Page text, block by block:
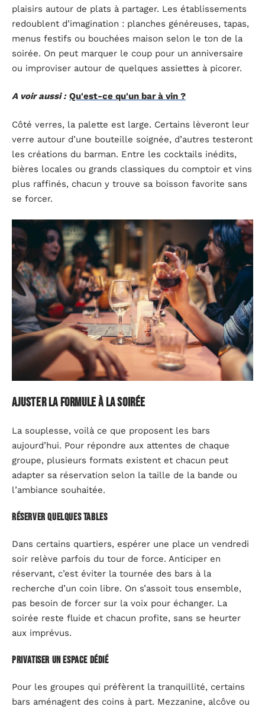
plaisirs autour de plats à partager. Les établissements
redoublent d’imagination : planches généreuses, tapas,
menus festifs ou bouchées maison selon le ton de la
soirée. On peut marquer le coup pour un anniversaire
ou improviser autour de quelques assiettes à picorer.
A voir aussi : Qu'est-ce qu'un bar à vin ?
Côté verres, la palette est large. Certains lèveront leur
verre autour d’une bouteille soignée, d’autres testeront
les créations du barman. Entre les cocktails inédits,
bières locales ou grands classiques du comptoir et vins
plus raffinés, chacun y trouve sa boisson favorite sans
se forcer.
Ajuster la formule à la soirée
La souplesse, voilà ce que proposent les bars
aujourd’hui. Pour répondre aux attentes de chaque
groupe, plusieurs formats existent et chacun peut
adapter sa réservation selon la taille de la bande ou
l’ambiance souhaitée.
Réserver quelques tables
Dans certains quartiers, espérer une place un vendredi
soir relève parfois du tour de force. Anticiper en
réservant, c’est éviter la tournée des bars à la
recherche d’un coin libre. On s’assoit tous ensemble,
pas besoin de forcer sur la voix pour échanger. La
soirée reste fluide et chacun profite, sans se heurter
aux imprévus.
Privatiser un espace dédié
Pour les groupes qui préfèrent la tranquillité, certains
bars aménagent des coins à part. Mezzanine, alcôve ou